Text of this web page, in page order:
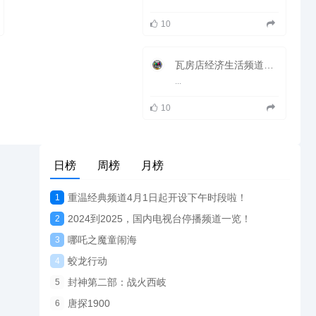
10
10
日榜 周榜 月榜
1 重温经典频道4月1日起开设下午时段啦！
2 2024到2025，国内电视台停播频道一览！
3 哪吒之魔童闹海
4 蛟龙行动
5 封神第二部：战火西岐
6 唐探1900